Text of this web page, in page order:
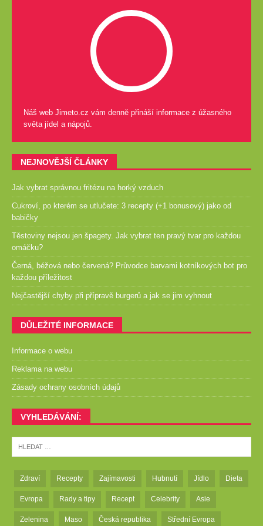
Náš web Jimeto.cz vám denně přináší informace z úžasného
světa jídel a nápojů.
NEJNOVĚJŠÍ ČLÁNKY
Jak vybrat správnou fritézu na horký vzduch
Cukroví, po kterém se utlučete: 3 recepty (+1 bonusový) jako od
babičky
Těstoviny nejsou jen špagety. Jak vybrat ten pravý tvar pro každou
omáčku?
Černá, béžová nebo červená? Průvodce barvami kotníkových bot pro
každou příležitost
Nejčastější chyby při přípravě burgerů a jak se jim vyhnout
DŮLEŽITÉ INFORMACE
Informace o webu
Reklama na webu
Zásady ochrany osobních údajů
VYHLEDÁVÁNÍ:
Zdraví Recepty Zajímavosti Hubnutí Jídlo Dieta
Evropa Rady a tipy Recept Celebrity Asie
Zelenina Maso Česká republika Střední Evropa